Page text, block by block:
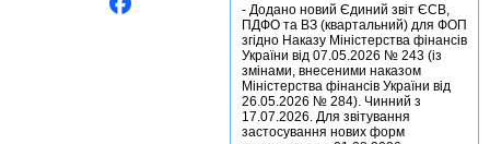
- Додано новий Єдиний звіт ЄСВ,
ПДФО та ВЗ (квартальний) для ФОП
згідно Наказу Міністерства фінансів
України від 07.05.2026 № 243 (із
змінами, внесеними наказом
Міністерства фінансів України від
26.05.2026 № 284). Чинний з
17.07.2026. Для звітування
застосування нових форм